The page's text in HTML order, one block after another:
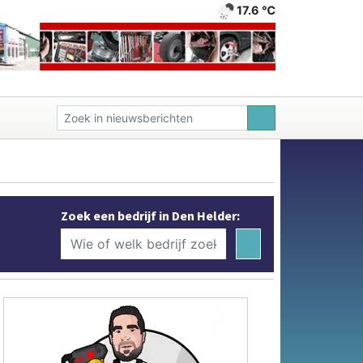
17.6 ℃
Zoek een bedrijf in Den Helder: